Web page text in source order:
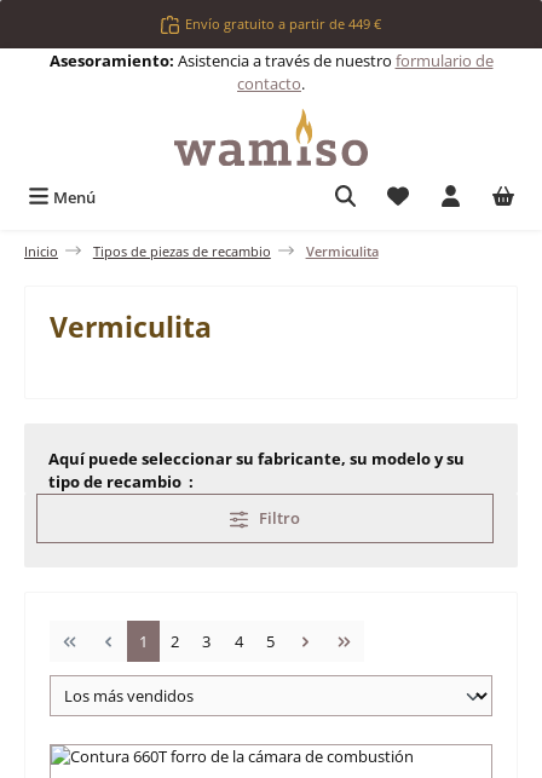
Saltar al contenido principalEnvío gratuito a partir de 449 €
Asesoramiento: Asistencia a través de nuestro formulario de
contacto.
Menú Tienes 0
Inicio Tipos de piezas de recambio Vermiculita
Vermiculita
Aquí puede seleccionar su fabricante, su modelo y su
tipo de recambio :
Filtro
Página
1 Página
2 Página
3 Página
4 Página
5